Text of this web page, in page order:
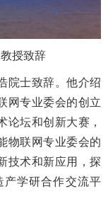
授致辞
士致辞。他介绍
网专业委会的创立
论坛和创新大赛，
物联网专业委会的
技术和新应用，探
产学研合作交流平